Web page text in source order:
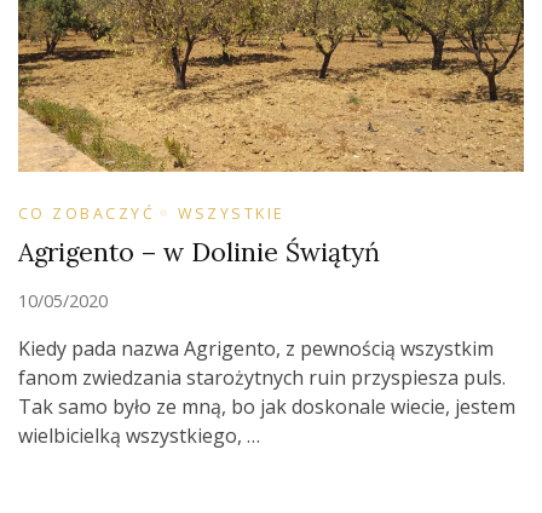
CO ZOBACZYĆ WSZYSTKIE
Agrigento – w Dolinie Świątyń
10/05/2020
Kiedy pada nazwa Agrigento, z pewnością wszystkim
fanom zwiedzania starożytnych ruin przyspiesza puls.
Tak samo było ze mną, bo jak doskonale wiecie, jestem
wielbicielką wszystkiego, …